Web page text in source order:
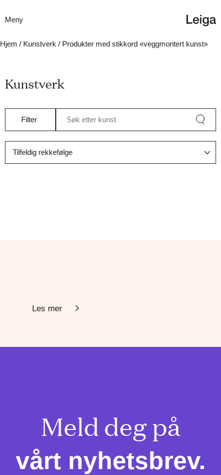
Meny
Hjem / Kunstverk / Produkter med stikkord «veggmontert kunst»
Kunstverk
Filter Søk etter kunst
Les mer
Meld deg på
vårt nyhetsbrev.